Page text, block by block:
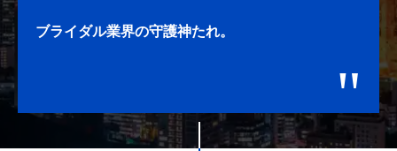
ブライダル業界の守護神たれ。